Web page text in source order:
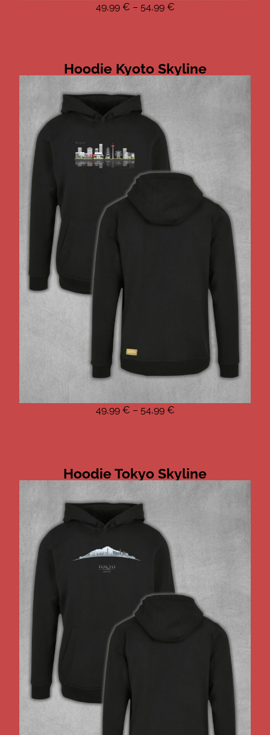
49,99 € – 54,99 €
Hoodie Kyoto Skyline
49,99 € – 54,99 €
Hoodie Tokyo Skyline